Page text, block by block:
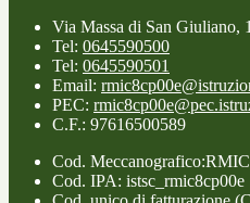
Via Massa di San Giuliano,
Tel: 0645590500
Tel: 0645590501
Email:
PEC:
C.F.: 97616500589
Cod.
Cod. IPA: istsc_rmic8cp00e